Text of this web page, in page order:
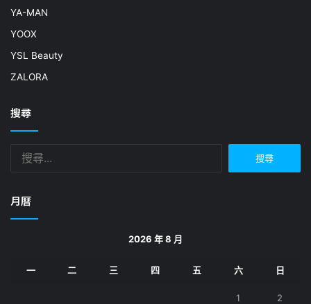
YA-MAN
YOOX
YSL Beauty
ZALORA
搜尋
月曆
2026 年 8 月
一 二 三 四 五 六 日
1 2